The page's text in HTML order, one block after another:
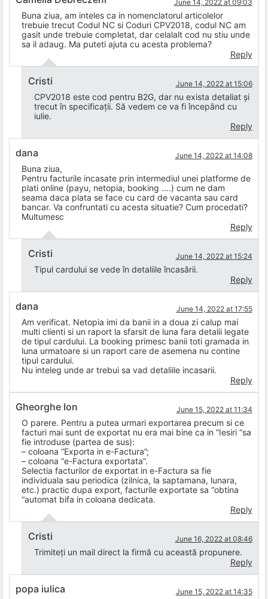
June 14, 2022 at 09:03
Buna ziua, am inteles ca in nomenclatorul articolelor
trebuie trecut Codul NC si Coduri CPV2018, codul NC am
gasit unde trebuie completat, dar celalalt cod nu stiu unde
sa il adaug. Ma puteti ajuta cu acesta problema?
Reply
Cristi June 14, 2022 at 15:06
CPV2018 este cod pentru B2G, dar nu exista detaliat și
trecut în specificații. Să vedem ce va fi începând cu
iulie.
Reply
dana June 14, 2022 at 14:08
Buna ziua,
Pentru facturile incasate prin intermediul unei platforme de
plati online (payu, netopia, booking ….) cum ne dam
seama daca plata se face cu card de vacanta sau card
bancar. Va confruntati cu acesta situatie? Cum procedati?
Multumesc
Reply
Cristi June 14, 2022 at 15:24
Tipul cardului se vede în detaliile încasării.
Reply
dana June 14, 2022 at 17:55
Am verificat. Netopia imi da banii in a doua zi calup mai
multi clienti si un raport la sfarsit de luna fara detalii legate
de tipul cardului. La booking primesc banii toti gramada in
luna urmatoare si un raport care de asemena nu contine
tipul cardului.
Nu inteleg unde ar trebui sa vad detaliile incasarii.
Reply
Gheorghe Ion June 15, 2022 at 11:34
O parere. Pentru a putea urmari exportarea precum si ce
facturi mai sunt de exportat nu era mai bine ca in “Iesiri “sa
fie introduse (partea de sus):
– coloana “Exporta in e-Factura”;
– coloana “e-Factura exportata”.
Selectia facturilor de exportat in e-Factura sa fie
individuala sau periodica (zilnica, la saptamana, lunara,
etc.) practic dupa export, facturile exportate sa “obtina
“automat bifa in coloana dedicata.
Reply
Cristi June 16, 2022 at 08:46
Trimiteți un mail direct la firmă cu această propunere.
Reply
popa iulica June 15, 2022 at 14:35